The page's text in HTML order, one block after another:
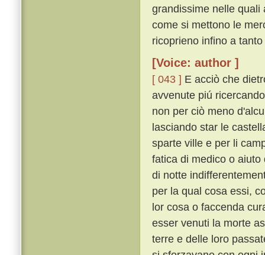
grandissime nelle quali
come si mettono le
ricoprieno infino a
[Voice: author ]
[ 043 ] E acciò che
avvenute piú
non per ciò meno
lasciando star le
sparte ville e per li
fatica di medico o
di notte
per la qual cosa essi,
lor cosa o faccenda
esser venuti la morte
terre e delle loro